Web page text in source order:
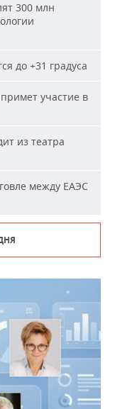
300 млн
до +31 градуса
участие в
из театра
между ЕАЭС